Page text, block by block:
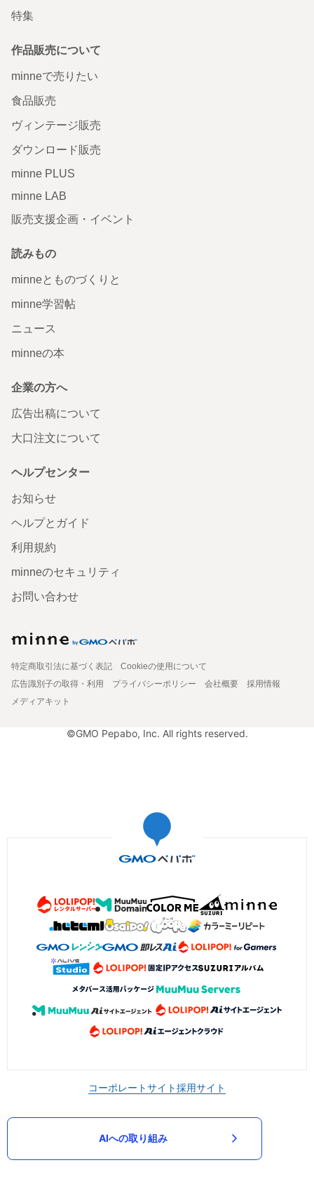
特集
作品販売について
minneで売りたい
食品販売
ヴィンテージ販売
ダウンロード販売
minne PLUS
minne LAB
販売支援企画・イベント
読みもの
minneとものづくりと
minne学習帖
ニュース
minneの本
企業の方へ
広告出稿について
大口注文について
ヘルプセンター
お知らせ
ヘルプとガイド
利用規約
minneのセキュリティ
お問い合わせ
特定商取引法に基づく表記
Cookieの使用について
広告識別子の取得・利用
プライバシーポリシー 会社概要
採用情報
メディアキット
©GMO Pepabo, Inc. All rights reserved.
コーポレートサイト採用サイト
AIへの取り組み